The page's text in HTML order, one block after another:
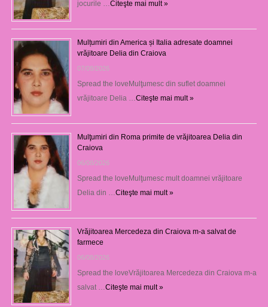
jocurile …Citeşte mai mult »
Mulțumiri din America și Italia adresate doamnei
vrăjitoare Delia din Craiova
07/08/2026
Spread the loveMulţumesc din suflet doamnei
vrăjitoare Delia …Citeşte mai mult »
Mulţumiri din Roma primite de vrăjitoarea Delia din
Craiova
06/08/2026
Spread the loveMulţumesc mult doamnei vrăjitoare
Delia din …Citeşte mai mult »
Vrăjitoarea Mercedeza din Craiova m-a salvat de
farmece
06/08/2026
Spread the loveVrăjitoarea Mercedeza din Craiova m-a
salvat …Citeşte mai mult »